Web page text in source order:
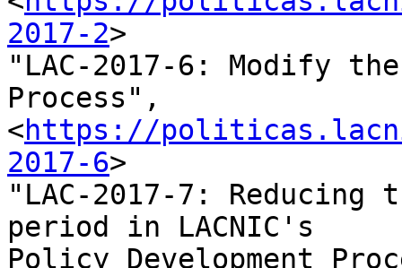
2017-2>
"LAC-2017-6: Modify
Process",
<https://
2017-6>
"LAC-2017-7:
period in LACNIC's
Policy Development